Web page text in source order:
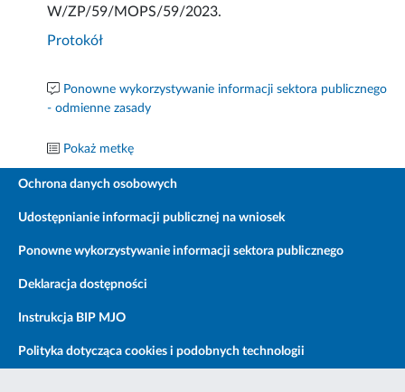
W/ZP/59/MOPS/59/2023.
Protokół
Ponowne wykorzystywanie informacji sektora publicznego
- odmienne zasady
Pokaż metkę
Ochrona danych osobowych
Udostępnianie informacji publicznej na wniosek
Ponowne wykorzystywanie informacji sektora publicznego
Deklaracja dostępności
Instrukcja BIP MJO
Polityka dotycząca cookies i podobnych technologii